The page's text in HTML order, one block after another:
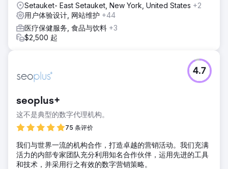
Setauket- East Setauket, New York, United States +2
用户体验设计, 网站维护 +44
医疗保健服务, 食品与饮料 +3
$2,500 起
seoplus+
这不是典型的数字代理机构。
75 条评价
4.7
我们与世界一流的机构合作，打造卓越的营销活动。我们充满
活力的内部专家团队充分利用知名合作伙伴，运用先进的工具
和技术，并采用行之有效的数字营销策略。